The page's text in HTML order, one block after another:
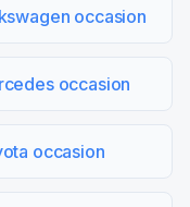
occasion
occasion
occasion